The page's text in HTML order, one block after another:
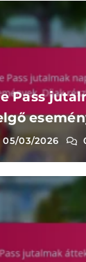
Pass
05/03/2026